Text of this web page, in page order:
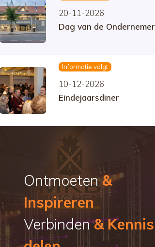
20-11-2026
Dag van de Ondernemer
Informatie volgt
10-12-2026
Eindejaarsdiner
Ontmoeten&
Inspireren
Verbinden& Kennis